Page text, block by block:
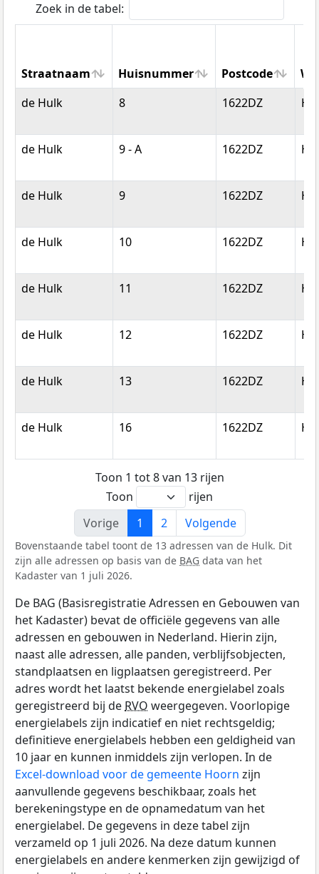
Zoek in de tabel:
Straatnaam Huisnummer Postcode
Straatnaam
Huisnummer Postcode
de Hulk 8 1622DZ
de Hulk 9 - A 1622DZ
de Hulk 9 1622DZ
de Hulk 10 1622DZ
de Hulk 11 1622DZ
de Hulk 12 1622DZ
de Hulk 13 1622DZ
de Hulk 16 1622DZ
Toon 1 tot 8 van 13 rijen
Toon
rijen
Vorige
1 2 Volgende
Bovenstaande tabel toont de 13 adressen van de Hulk. Dit
zijn alle adressen op basis van de BAG data van het
Kadaster van 1 juli 2026.
De BAG (Basisregistratie Adressen en Gebouwen van
het Kadaster) bevat de officiële gegevens van alle
adressen en gebouwen in Nederland. Hierin zijn,
naast alle adressen, alle panden, verblijfsobjecten,
standplaatsen en ligplaatsen geregistreerd. Per
adres wordt het laatst bekende energielabel zoals
geregistreerd bij de RVO weergegeven. Voorlopige
energielabels zijn indicatief en niet rechtsgeldig;
definitieve energielabels hebben een geldigheid van
10 jaar en kunnen inmiddels zijn verlopen. In de
Excel-download voor de gemeente Hoorn zijn
aanvullende gegevens beschikbaar, zoals het
berekeningstype en de opnamedatum van het
energielabel. De gegevens in deze tabel zijn
verzameld op 1 juli 2026. Na deze datum kunnen
energielabels en andere kenmerken zijn gewijzigd of